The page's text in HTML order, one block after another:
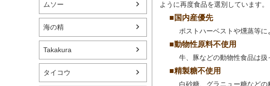
ムソー
海の精
Takakura
タイコウ
ように再度食品を選別しています。
■国内産優先
ポストハーベストや燻蒸等に
■動物性原料不使用
牛、豚などの動物性食品は扱
■精製糖不使用
白砂糖、グラニュー糖などの